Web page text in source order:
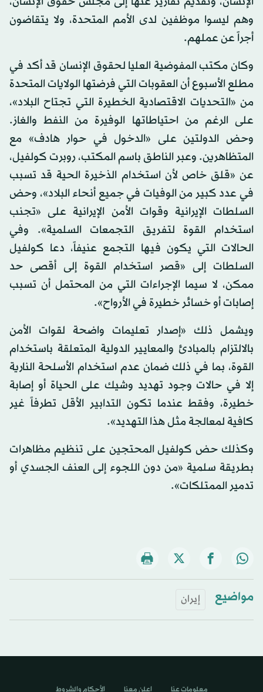
وهم ليسوا موظفين لدى الأمم المتحدة، ولا يتقاضون
أجراً عن عملهم.
وكان مكتب المفوضية العليا لحقوق الإنسان قد أكد في
مطلع الأسبوع أن العقوبات التي فرضتها الولايات المتحدة
من «التحديات الاقتصادية الخطيرة التي تجتاح البلاد»،
على الرغم من احتياطاتها الوفيرة من النفط والغاز.
وحض الدولتين على «الدخول في حوار هادف» مع
المتظاهرين. وعبر الناطق باسم المكتب، روبرت كولفيل،
عن «قلق خاص لأن استخدام الذخيرة الحية قد تسبب
في عدد كبير من الوفيات في جميع أنحاء البلاد»، وحض
السلطات الإيرانية وقوات الأمن الإيرانية على «تجنب
استخدام القوة لتفريق التجمعات السلمية». وفي
الحالات التي يكون فيها التجمع عنيفاً، دعا كولفيل
السلطات إلى «قصر استخدام القوة إلى أقصى حد
ممكن، لا سيما الإجراءات التي من المحتمل أن تسبب
إصابات أو خسائر خطيرة في الأرواح».
ويشمل ذلك «إصدار تعليمات واضحة لقوات الأمن
بالالتزام بالمبادئ والمعايير الدولية المتعلقة باستخدام
القوة، بما في ذلك ضمان عدم استخدام الأسلحة النارية
إلا في حالات وجود تهديد وشيك على الحياة أو إصابة
خطيرة، وفقط عندما تكون التدابير الأقل تطرفاً غير
كافية لمعالجة مثل هذا التهديد».
وكذلك حض كولفيل المحتجين على تنظيم مظاهرات
بطريقة سلمية «من دون اللجوء إلى العنف الجسدي أو
تدمير الممتلكات».
مواضيع إيران
معلومات عنا اعلن معنا الأحكام والشروط